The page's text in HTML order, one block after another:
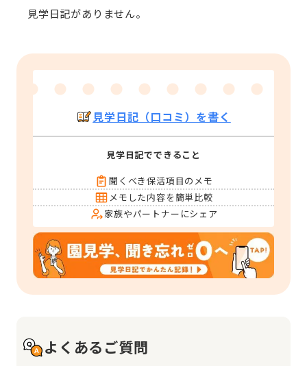
見学日記がありません。
見学日記（口コミ）を書く
見学日記でできること
聞くべき保活項目のメモ
メモした内容を簡単比較
家族やパートナーにシェア
よくあるご質問